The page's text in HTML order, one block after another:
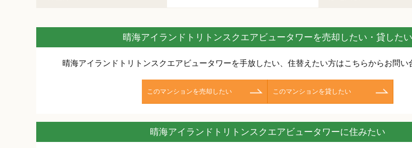
晴海アイランドトリトンスクエアビュータワーを売却したい・貸したい
晴海アイランドトリトンスクエアビュータワーを手放したい、住替えたい方はこちらからお問い
このマンションを売却したい このマンションを貸したい
晴海アイランドトリトンスクエアビュータワーに住みたい